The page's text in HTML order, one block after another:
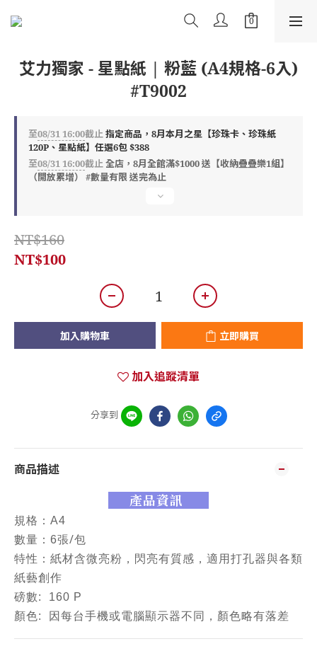
艾力獨家 - 星點紙 | 粉藍 (A4規格-6入)
#T9002
至08/31 16:00截止指定商品，8月本月之星【珍珠卡、珍珠紙
120P、星點紙】任選6包 $388
至08/31 16:00截止全店，8月全館滿$1000 送【收納疊疊樂1組】
（開放累增） #數量有限 送完為止
NT$160
NT$100
加入購物車 立即購買
加入追蹤清單
分享到
商品描述
產品資訊
規格：A4
數量：6張/包
特性：紙材含微亮粉，閃亮有質感， 適用打孔器與各類
紙藝創作
磅數: 160 P
顏色: 因每台手機或電腦顯示器不同，顏色略有落差